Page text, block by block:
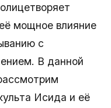
мощное влияние
с
В данной
Исида и её